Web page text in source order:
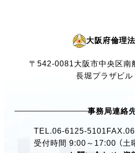
大阪府倫理
〒542-0081大阪市中央区南
長堀プラザビル
事務局連絡
TEL.06-6125-5101
受付時間 9:00～17:00 （土